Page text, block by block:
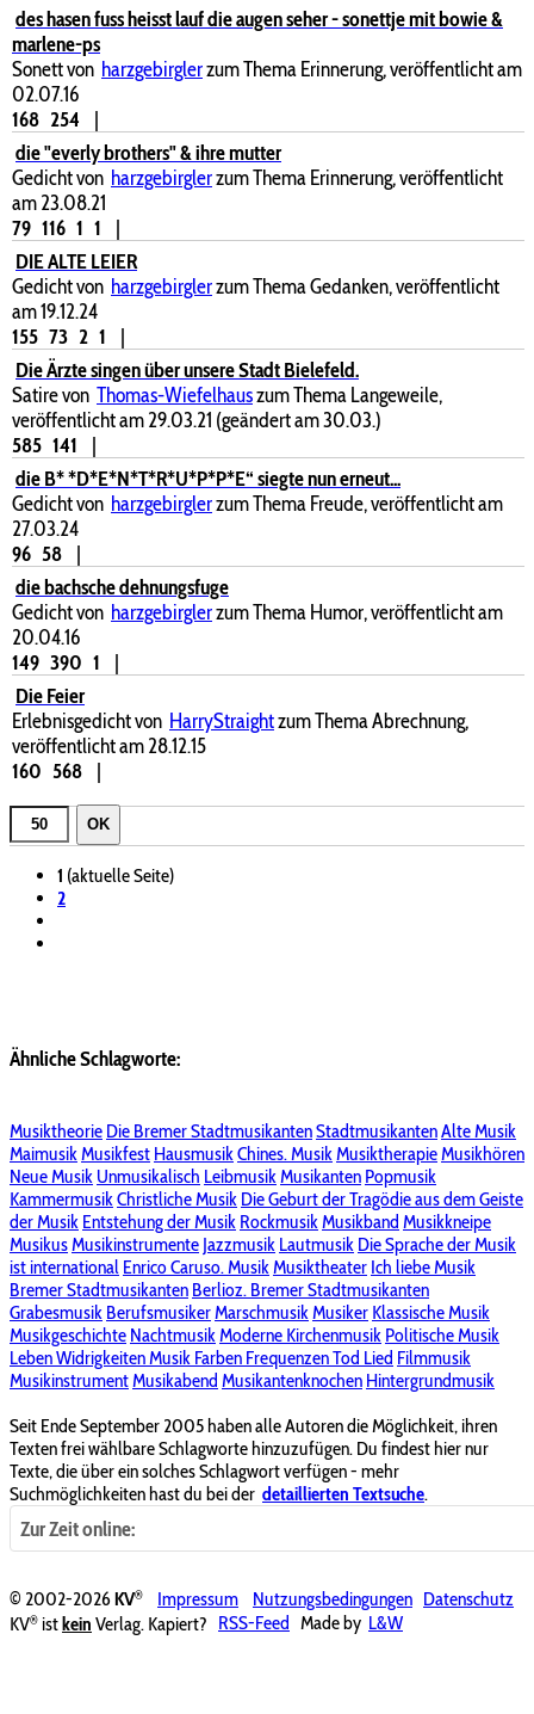
des hasen fuss heisst lauf die augen seher - sonettje mit bowie &
marlene-ps
Sonett von harzgebirglerzum Thema Erinnerung, veröffentlicht am
02.07.16
168 254
|
die "everly brothers" & ihre mutter
Gedicht von harzgebirglerzum Thema Erinnerung, veröffentlicht
am 23.08.21
79 116 1 1
|
DIE ALTE LEIER
Gedicht von harzgebirglerzum Thema Gedanken, veröffentlicht
am 19.12.24
155 73 2 1
|
Die Ärzte singen über unsere Stadt Bielefeld.
Satire von Thomas-Wiefelhauszum Thema Langeweile,
veröffentlicht am 29.03.21 (geändert am 30.03.)
585 141
|
die B* *D*E*N*T*R*U*P*P*E“ siegte nun erneut...
Gedicht von harzgebirglerzum Thema Freude, veröffentlicht am
27.03.24
96 58
|
die bachsche dehnungsfuge
Gedicht von harzgebirglerzum Thema Humor, veröffentlicht am
20.04.16
149 390 1
|
Die Feier
Erlebnisgedicht von HarryStraightzum Thema Abrechnung,
veröffentlicht am 28.12.15
160 568 |
OK
1 (aktuelle Seite)
2
Ähnliche Schlagworte:
Musiktheorie Die Bremer StadtmusikantenStadtmusikantenAlte Musik
MaimusikMusikfest HausmusikChines. MusikMusiktherapieMusikhören
Neue Musik Unmusikalisch LeibmusikMusikanten Popmusik
KammermusikChristliche Musik Die Geburt der Tragödie aus dem Geiste
der Musik Entstehung der Musik RockmusikMusikband Musikkneipe
MusikusMusikinstrumente Jazzmusik Lautmusik Die Sprache der Musik
ist international Enrico Caruso. MusikMusiktheater Ich liebe Musik
Bremer Stadtmusikanten Berlioz. Bremer Stadtmusikanten
Grabesmusik BerufsmusikerMarschmusikMusiker Klassische Musik
Musikgeschichte NachtmusikModerne Kirchenmusik Politische Musik
Leben Widrigkeiten Musik Farben Frequenzen Tod Lied Filmmusik
MusikinstrumentMusikabend Musikantenknochen Hintergrundmusik
Seit Ende September 2005 haben alle Autoren die Möglichkeit, ihren
Texten frei wählbare Schlagworte hinzuzufügen. Du findest hier nur
Texte, die über ein solches Schlagwort verfügen - mehr
Suchmöglichkeiten hast du bei der detaillierten Textsuche.
Zur Zeit online:
© 2002-2026KV® Impressum Nutzungsbedingungen Datenschutz
KV® istkein Verlag. Kapiert? RSS-Feed Made by L&W